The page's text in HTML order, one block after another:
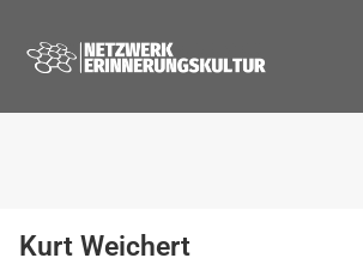
Kurt Weichert